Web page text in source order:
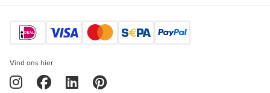
Vind ons hier